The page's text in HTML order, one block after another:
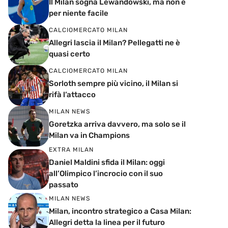
Il Milan sogna Lewandowski, ma non è
per niente facile
CALCIOMERCATO MILAN
Allegri lascia il Milan? Pellegatti ne è
quasi certo
CALCIOMERCATO MILAN
Sorloth sempre più vicino, il Milan si
rifà l’attacco
MILAN NEWS
Goretzka arriva davvero, ma solo se il
Milan va in Champions
EXTRA MILAN
Daniel Maldini sfida il Milan: oggi
all’Olimpico l’incrocio con il suo
passato
MILAN NEWS
Milan, incontro strategico a Casa Milan:
Allegri detta la linea per il futuro